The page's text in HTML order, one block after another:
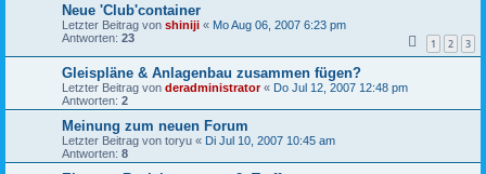
Neue 'Club'container
Letzter Beitrag von shiniji « Mo Aug 06, 2007 6:23 pm
Antworten: 23 1 2 3
Gleispläne & Anlagenbau zusammen fügen?
Letzter Beitrag von deradministrator« Do Jul 12, 2007 12:48 pm
Antworten: 2
Meinung zum neuen Forum
Letzter Beitrag von toryu « Di Jul 10, 2007 10:45 am
Antworten: 8